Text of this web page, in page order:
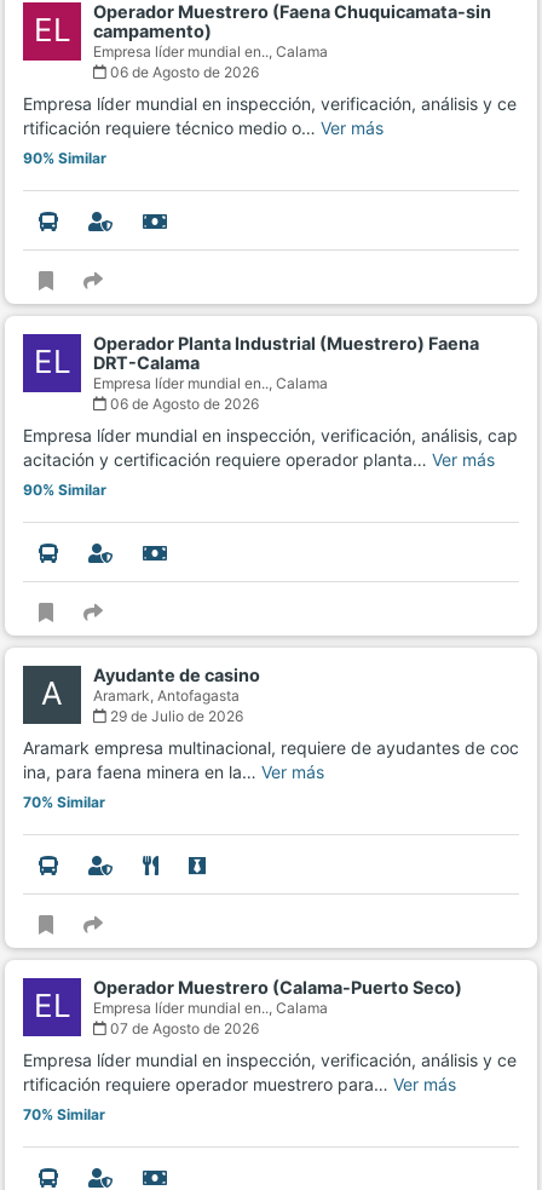
EL
Operador Muestrero (Faena Chuquicamata-sin
campamento)
Empresa líder mundial en.., Calama
06 de Agosto de 2026
Empresa líder mundial en inspección, verificación, análisis y ce
rtificación requiere técnico medio o… Ver más
90% Similar
EL
Operador Planta Industrial (Muestrero) Faena
DRT-Calama
Empresa líder mundial en.., Calama
06 de Agosto de 2026
Empresa líder mundial en inspección, verificación, análisis, cap
acitación y certificación requiere operador planta… Ver más
90% Similar
A Ayudante de casino
Aramark, Antofagasta
29 de Julio de 2026
Aramark empresa multinacional, requiere de ayudantes de coc
ina, para faena minera en la… Ver más
70% Similar
EL Operador Muestrero (Calama-Puerto Seco)
Empresa líder mundial en.., Calama
07 de Agosto de 2026
Empresa líder mundial en inspección, verificación, análisis y ce
rtificación requiere operador muestrero para… Ver más
70% Similar